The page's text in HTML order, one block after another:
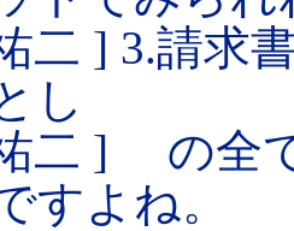
二 ] 3.請求
し
二 ] の全
すよね。